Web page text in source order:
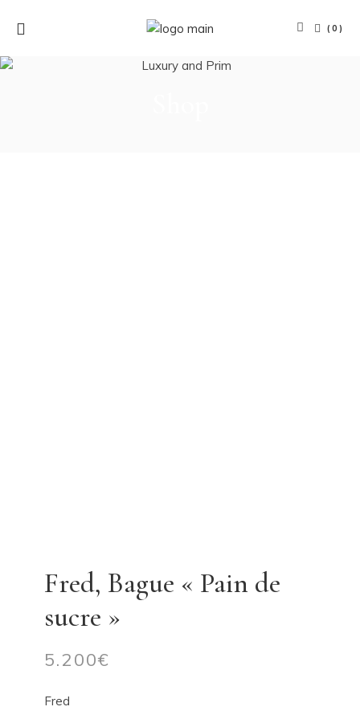
(0)
Fred, Bague « Pain de
sucre »
5.200€
Fred